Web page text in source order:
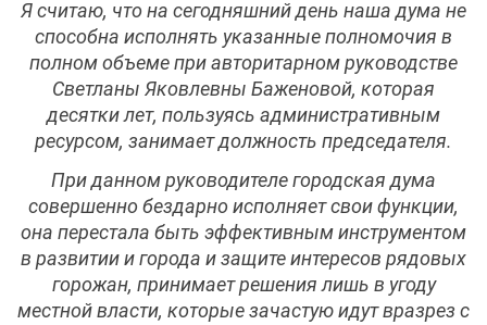
Я считаю, что на сегодняшний день наша дума не
способна исполнять указанные полномочия в
полном объеме при авторитарном руководстве
Светланы Яковлевны Баженовой, которая
десятки лет, пользуясь административным
ресурсом, занимает должность председателя.
При данном руководителе городская дума
совершенно бездарно исполняет свои функции,
она перестала быть эффективным инструментом
в развитии и города и защите интересов рядовых
горожан, принимает решения лишь в угоду
местной власти, которые зачастую идут вразрез с